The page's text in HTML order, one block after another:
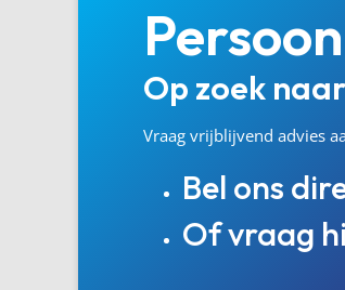
Op zoek
Vraag vrijblijvend advies
Bel ons
Of vraag